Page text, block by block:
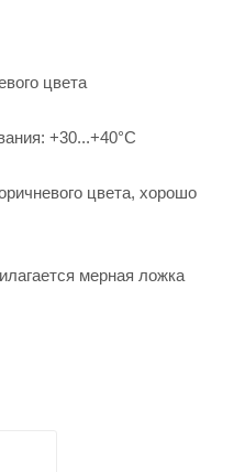
цвета
+30...+40°С
цвета, хорошо
мерная ложка